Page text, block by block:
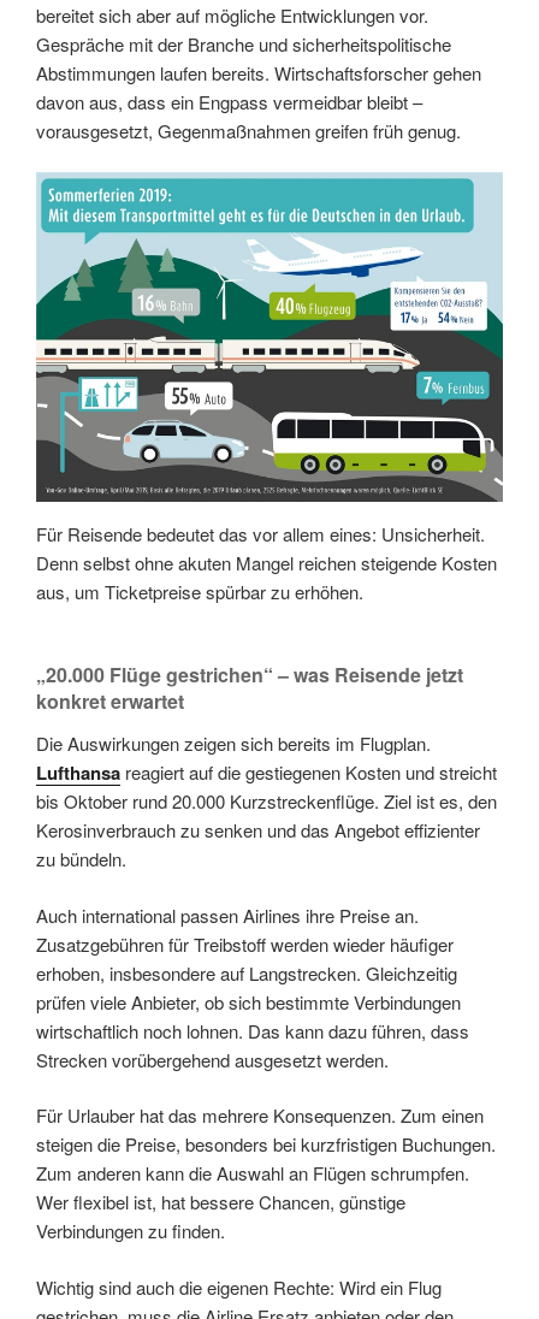
bereitet sich aber auf mögliche Entwicklungen vor.
Gespräche mit der Branche und sicherheitspolitische
Abstimmungen laufen bereits. Wirtschaftsforscher gehen
davon aus, dass ein Engpass vermeidbar bleibt –
vorausgesetzt, Gegenmaßnahmen greifen früh genug.
Für Reisende bedeutet das vor allem eines: Unsicherheit.
Denn selbst ohne akuten Mangel reichen steigende Kosten
aus, um Ticketpreise spürbar zu erhöhen.
„20.000 Flüge gestrichen“ – was Reisende jetzt
konkret erwartet
Die Auswirkungen zeigen sich bereits im Flugplan.
Lufthansa reagiert auf die gestiegenen Kosten und streicht
bis Oktober rund 20.000 Kurzstreckenflüge. Ziel ist es, den
Kerosinverbrauch zu senken und das Angebot effizienter
zu bündeln.
Auch international passen Airlines ihre Preise an.
Zusatzgebühren für Treibstoff werden wieder häufiger
erhoben, insbesondere auf Langstrecken. Gleichzeitig
prüfen viele Anbieter, ob sich bestimmte Verbindungen
wirtschaftlich noch lohnen. Das kann dazu führen, dass
Strecken vorübergehend ausgesetzt werden.
Für Urlauber hat das mehrere Konsequenzen. Zum einen
steigen die Preise, besonders bei kurzfristigen Buchungen.
Zum anderen kann die Auswahl an Flügen schrumpfen.
Wer flexibel ist, hat bessere Chancen, günstige
Verbindungen zu finden.
Wichtig sind auch die eigenen Rechte: Wird ein Flug